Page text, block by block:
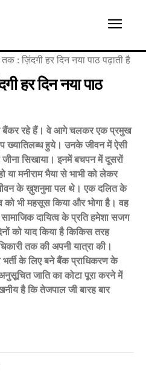
: ज़िंदगी हर दिन नया पाठ पढ़ाती है
हर दिन नया पाठ
बैंकर रहे हैं। वे आगे चलकर एक प्रमुख
हुये। उनके जीवन में ऐसी
सिखाया। इनमें बचपन में दूसरों
मनीराम भैया से भाभी को लेकर
के ख़ुशनुमा पल थे। एक दलित के
भी महसूस किया और भोगा है। वह
दायित्व के प्रति हमेशा सजग
को याद किया है किकिस तरह
तक की अपनी यात्रा की।
भर्ती के लिए बने बैंक प्राधिकरण के
जाति का कोटा पूरा करने में
है कि तेजपाल जी बारह बार